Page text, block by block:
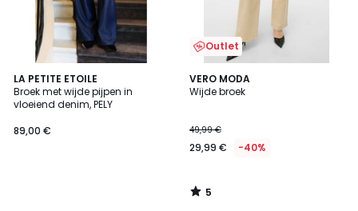
LA PETITE ETOILE
Broek met wijde pijpen in
vloeiend denim, PELY
89,00 €
Outlet
VERO MODA
Wijde broek
49,99 €
29,99 € -40%
5
/
5
/